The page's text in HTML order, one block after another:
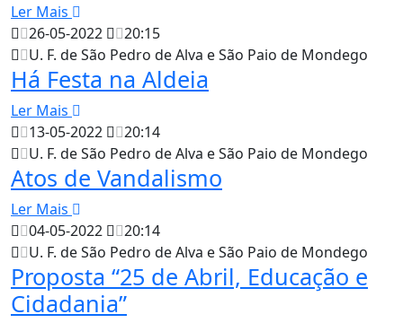
Ler Mais
26-05-2022
20:15
U. F. de São Pedro de Alva e São Paio de Mondego
Há Festa na Aldeia
Ler Mais
13-05-2022
20:14
U. F. de São Pedro de Alva e São Paio de Mondego
Atos de Vandalismo
Ler Mais
04-05-2022
20:14
U. F. de São Pedro de Alva e São Paio de Mondego
Proposta “25 de Abril, Educação e
Cidadania”